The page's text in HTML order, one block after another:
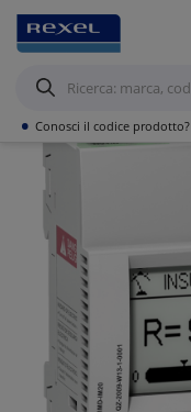
• Conosci il codice prodotto?
Prodotti /Utensili